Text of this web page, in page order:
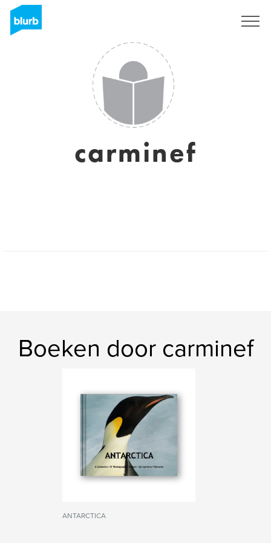
carminef
Boeken door carminef
ANTARCTICA